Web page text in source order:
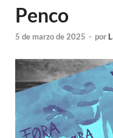
Penco
5 de marzo de 2025 - por